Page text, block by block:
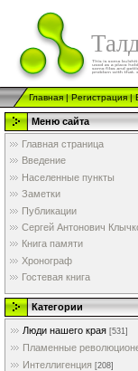
Главная|Регистрация|
Меню сайта
Главная страница
Введение
Населенные пункты
Заметки
Публикации
Сергей Антонович
Книга памяти
Хронограф
Гостевая книга
Категории
Люди нашего края [531]
Пламенные
Интеллигенция [208]